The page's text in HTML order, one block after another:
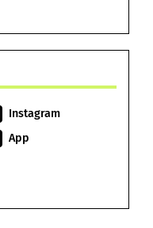
Instagram
App